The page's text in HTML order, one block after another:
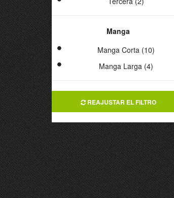
Manga
Manga Corta (10)
Manga Larga (4)
REAJUSTAR EL FILTRO